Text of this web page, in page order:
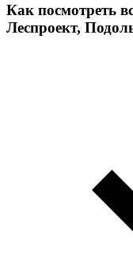
Как посмотреть
Леспроект,